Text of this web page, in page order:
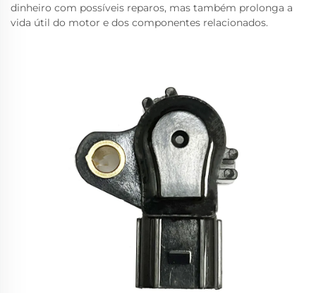
dinheiro com possíveis reparos, mas também prolonga a
vida útil do motor e dos componentes relacionados.